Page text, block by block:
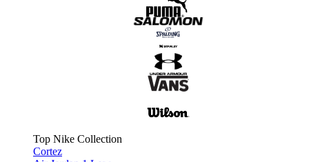
Top Nike Collection
Cortez